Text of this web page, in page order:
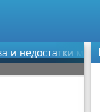
и недостатки